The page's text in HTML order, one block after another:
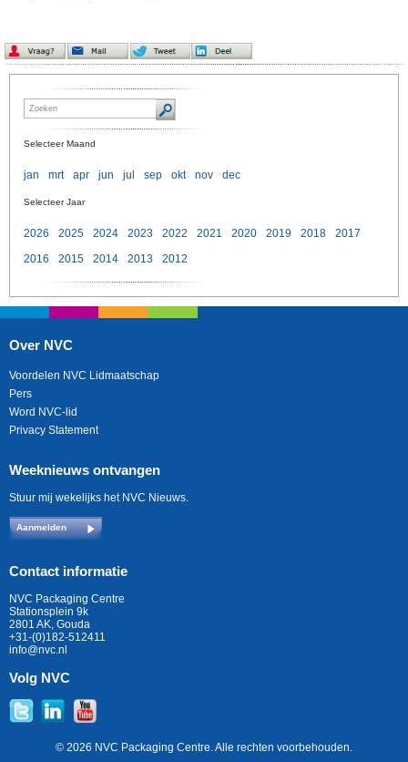
Selecteer Maand
jan mrt apr jun jul sep okt nov dec
Selecteer Jaar
2026 2025 2024 2023 2022 2021 2020 2019 2018
2017
2016
2015 2014 2013 2012
Over NVC
Voordelen NVC Lidmaatschap
Pers
Word NVC-lid
Privacy Statement
Weeknieuws ontvangen
Stuur mij wekelijks het NVC Nieuws.
Aanmelden
Contact informatie
NVC Packaging Centre
Stationsplein 9k
2801 AK, Gouda
+31-(0)182-512411
info@nvc.nl
Volg NVC
© 2026 NVC Packaging Centre. Alle rechten voorbehouden.